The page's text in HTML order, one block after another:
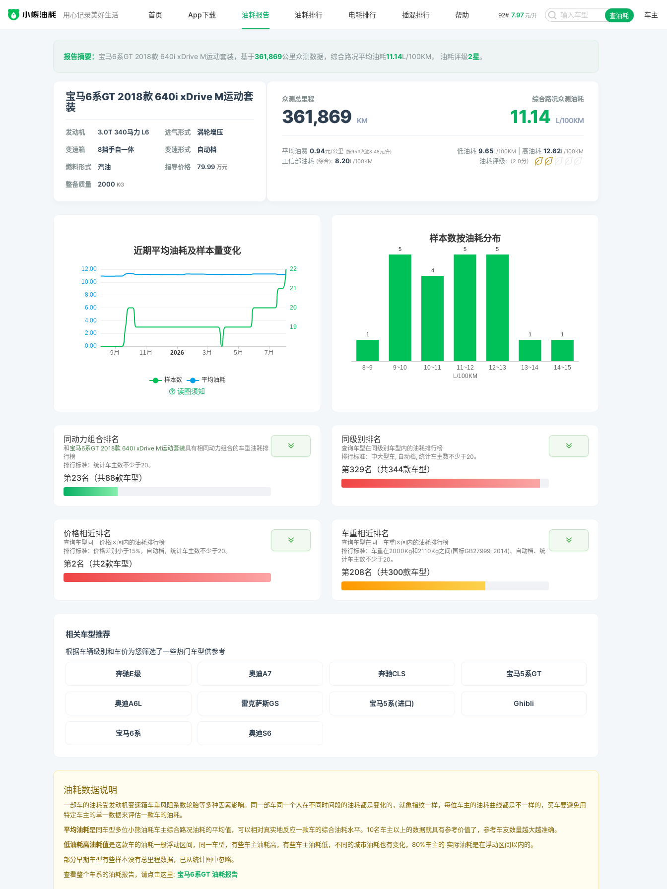
用心记录美好生活 92# 7.97 元/升 查油耗 车主
首页 App下载 油耗报告 油耗排行 电耗排行 插混排行 帮助
报告摘要： 宝马6系GT 2018款 640i xDrive M运动套装，基于361,869公里众测数据，综合路况平均油耗11.14L/100KM， 油耗评级2星。
宝马6系GT 2018款 640i xDrive M运动套
装
发动机 3.0T 340马力 L6 进气形式 涡轮增压
变速箱 8挡手自一体 变速形式 自动档
燃料形式 汽油 指导价格 79.99 万元
整备质量 2000 KG
众测总里程
361,869 KM
综合路况众测油耗
11.14 L/100KM
平均油费 0.94元/公里 (按95#汽油8.48元/升)
工信部油耗 (综合): 8.20L/100KM
低油耗 9.65L/100KM | 高油耗 12.62L/100KM
油耗评级: （2.0分）
读图须知
同动力组合排名
和 宝马6系GT 2018款 640i xDrive M运动套装具有相同动力组合的车型油耗排
行榜
排行标准：统计车主数不少于20。
第23名（共88款车型）
同级别排名
查询车型在同级别车型内的油耗排行榜
排行标准：中大型车, 自动档, 统计车主数不少于20。
第329名（共344款车型）
价格相近排名
查询车型同一价格区间内的油耗排行榜
排行标准：价格差别小于15%，自动档，统计车主数不少于20。
第2名（共2款车型）
车重相近排名
查询车型在同一车重区间内的油耗排行榜
排行标准：车重在2000Kg和2110Kg之间(国标GB27999-2014)、自动档、统
计车主数不少于20。
第208名（共300款车型）
相关车型推荐
根据车辆级别和车价为您筛选了一些热门车型供参考
奔驰E级 奥迪A7 奔驰CLS 宝马5系GT
奥迪A6L 雷克萨斯GS 宝马5系(进口) Ghibli
宝马6系 奥迪S6
油耗数据说明
一部车的油耗受发动机变速箱车重风阻系数轮胎等多种因素影响。同一部车同一个人在不同时间段的油耗都是变化的，就象指纹一样，每位车主的油耗曲线都是不一样的，买车要避免用
特定车主的单一数据来评估一款车的油耗。
平均油耗是同车型多位小熊油耗车主综合路况油耗的平均值，可以相对真实地反应一款车的综合油耗水平。10名车主以上的数据就具有参考价值了，参考车友数量越大越准确。
低油耗高油耗值是这款车的油耗一般浮动区间，同一车型，有些车主油耗高，有些车主油耗低，不同的城市油耗也有变化，80%车主的 实际油耗是在浮动区间以内的。
部分早期车型有些样本没有总里程数据，已从统计图中忽略。
查看整个车系的油耗报告，请点击这里: 宝马6系GT 油耗报告